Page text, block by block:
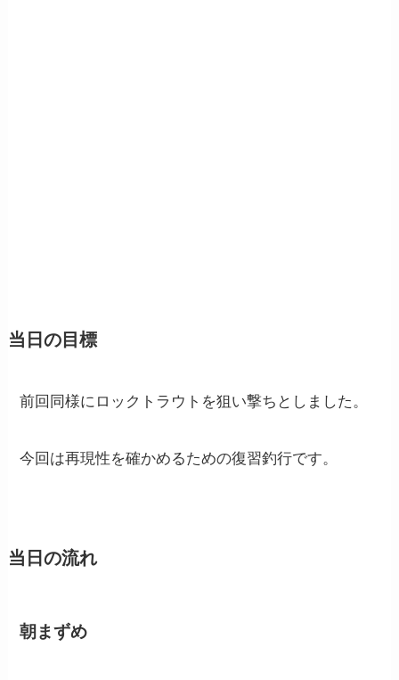
当日の目標
前回同様にロックトラウトを狙い撃ちとしました。
今回は再現性を確かめるための復習釣行です。
当日の流れ
朝まずめ